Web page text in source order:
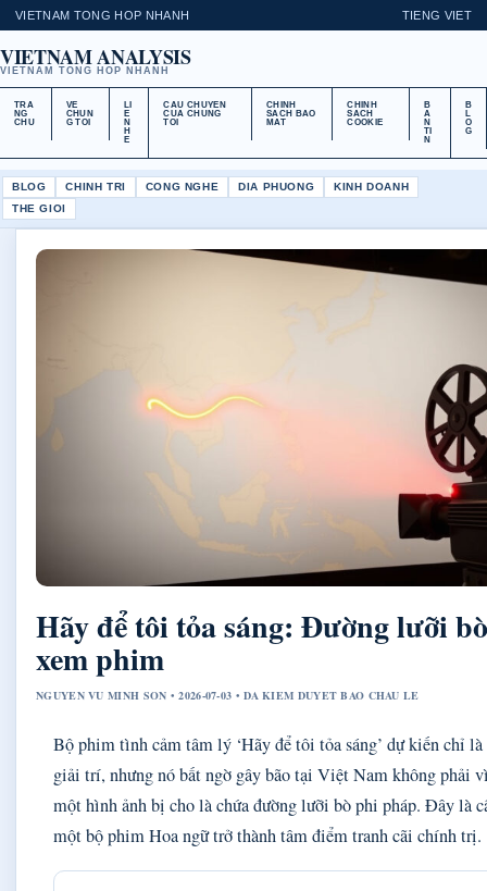
VIETNAM TONG HOP NHANH TIENG VIET
VIETNAM ANALYSIS
VIETNAM TONG HOP NHANH
TRA
NG
CHU
VE
CHUN
G TOI
LI
E
N
H
E
CAU CHUYEN
CUA CHUNG
TOI
CHINH
SACH BAO
MAT
CHINH
SACH
COOKIE
B
A
N
TI
N
B
L
O
G
BLOG CHINH TRI CONG NGHE DIA PHUONG
KINH DOANH
THE GIOI
Hãy để tôi tỏa sáng: Đường lưỡi
xem phim
NGUYEN VU MINH SON • 2026-07-03 • DA KIEM DUYET BAO CHAU LE
Bộ phim tình cảm tâm lý ‘Hãy để tôi tỏa sáng’ dự kiến chỉ
giải trí, nhưng nó bất ngờ gây bão tại Việt Nam không phải
một hình ảnh bị cho là chứa đường lưỡi bò phi pháp. Đây là
một bộ phim Hoa ngữ trở thành tâm điểm tranh cãi chính trị.